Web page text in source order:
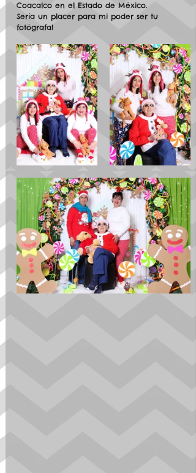
Coacalco en el Estado de México.
Sería un placer para mi poder ser tu
fotógrafa!